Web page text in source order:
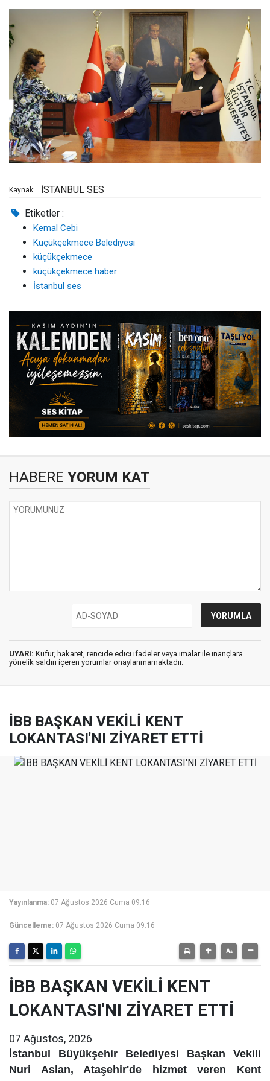
Kaynak: İSTANBUL SES
Etiketler :
Kemal Cebi
Küçükçekmece Belediyesi
küçükçekmece
küçükçekmece haber
İstanbul ses
HABERE YORUM KAT
UYARI: Küfür, hakaret, rencide edici ifadeler veya imalar ile inançlara
yönelik saldırı içeren yorumlar onaylanmamaktadır.
İBB BAŞKAN VEKİLİ KENT
LOKANTASI'NI ZİYARET ETTİ
Yayınlanma: 07 Ağustos 2026 Cuma 09:16
Güncelleme: 07 Ağustos 2026 Cuma 09:16
İBB BAŞKAN VEKİLİ KENT
LOKANTASI'NI ZİYARET ETTİ
07 Ağustos, 2026
İstanbul Büyükşehir Belediyesi Başkan Vekili
Nuri Aslan, Ataşehir'de hizmet veren Kent